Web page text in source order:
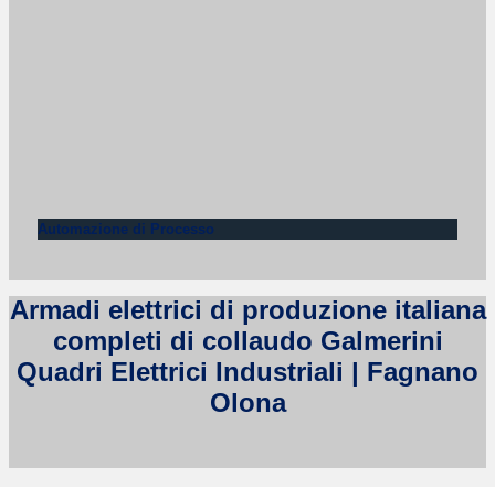
Automazione di Processo
Armadi elettrici di produzione italiana
completi di collaudo Galmerini
Quadri Elettrici Industriali | Fagnano
Olona